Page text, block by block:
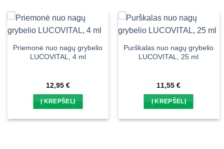
Priemonė nuo nagų grybelio
LUCOVITAL, 4 ml
12,95 €
Į KREPŠELĮ
Purškalas nuo nagų grybelio
LUCOVITAL, 25 ml
11,55€
Į KREPŠELĮ